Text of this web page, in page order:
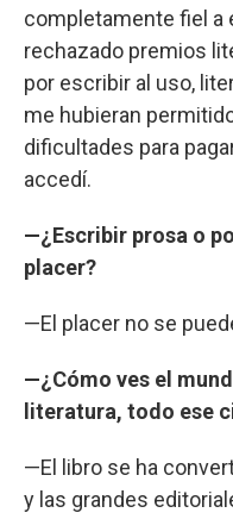
completamente fiel a
rechazado premios
por escribir al uso,
me hubieran
dificultades para
accedí.
—¿Escribir prosa o
placer?
—El placer no se
—¿Cómo ves el
literatura, todo ese
—El libro se ha
y las grandes